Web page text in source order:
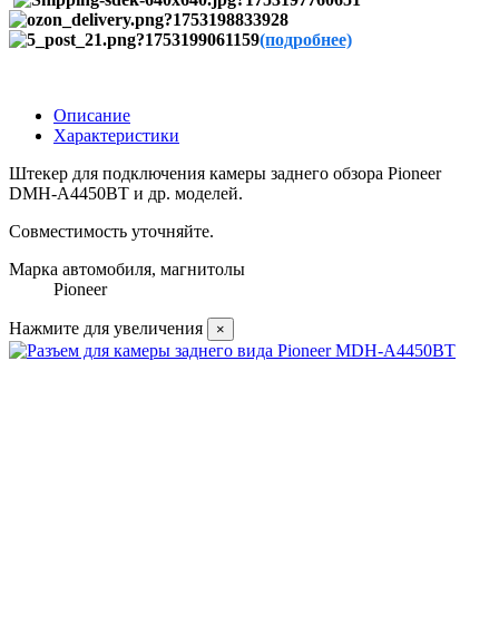
(подробнее)
Описание
Характеристики
Штекер для подключения камеры заднего обзора Pioneer
DMH-A4450BT и др. моделей.
Совместимость уточняйте.
Марка автомобиля, магнитолы
Pioneer
Нажмите для увеличения ×